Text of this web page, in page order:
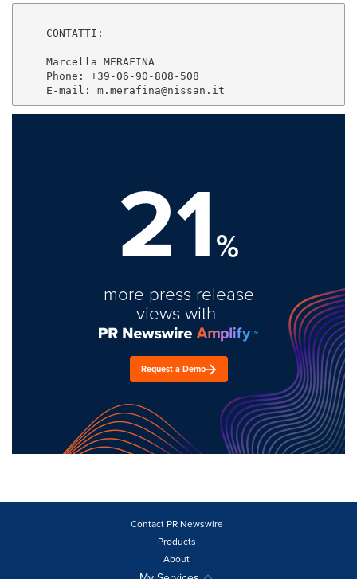
    CONTATTI:
    Marcella MERAFINA
    Phone: +39-06-90-808-508
    E-mail:
m.merafina@nissan.it
21%
more press release
views with
Request a Demo
Contact PR Newswire
Products
About